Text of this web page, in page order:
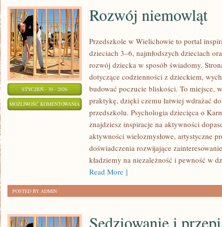
STYCZEŃ - 30 - 2026
MOŻLIWOŚĆ KOMENTOWANIA ROZWÓJ
NIEMOWLĄT
Rozwój niemowląt
Przedszkole w Wielichowie to portal
dzieciach 3–6, najmłodszych dzieciach
rozwój dziecka w sposób świadomy.
dotyczące codzienności z dzieckiem,
budować poczucie bliskości. To miejsce,
praktykę, dzięki czemu łatwiej wdrażać
przedszkolu. Psychologia dziecięca o
znajdziesz inspiracje na aktywności
aktywności wielozmysłowe, artystyczne
doświadczenia rozwijające
kładziemy na niezależność i pewność w
Read More ]
POSTED BY ADMIN
Sędziowanie i